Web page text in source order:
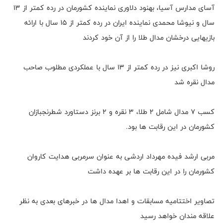
آسای مدارس آسیا، بهنود دلاوری نماینده کشورمان در رده کمتر از ۱۳
سال و نیوشا محمدی نماینده ایران در رده کمتر از ۱۵ سال با ارائه
بازیهایی درخشان مدال طلا را از آن خود کردند
روشا اکبری نیز در رده کمتر از ۱۳ سال با عملکردی مطلوب صاحب
مدال نقره شد
کسب ۷ مدال شامل ۲ طلا، ۳ نقره و ۲ برنز دستاورد شطرنجبازان
کشورمان در این رقابت ها بود.
مربی ارشد فیده مهرداد اردشی به عنوان سرمربی هدایت کاروان
کشورمان را در این رقابت ها بر عهده داشت
تصاویر اختتامیه مسابقات و اهدا مدال ها در خبرهای بعدی به نظر
علاقه مندان خواهد رسید